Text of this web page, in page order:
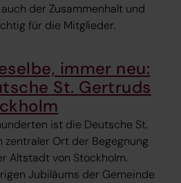
der Zusammenhalt und
für die Mitglieder.
immer neu:
St. Gertruds
ist die Deutsche St.
Ort der Begegnung
Altstadt von Stockholm.
Jubiläums der Gemeinde